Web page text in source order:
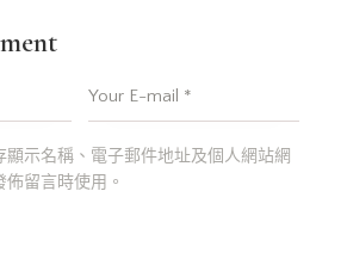
顯示名稱、電子郵件地址及個人網站網
留言時使用。